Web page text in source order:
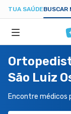
TUA SAÚDEBUSCAR
ESPECIALIDADES
HOSPITAIS
São Luiz
Encontre médicos